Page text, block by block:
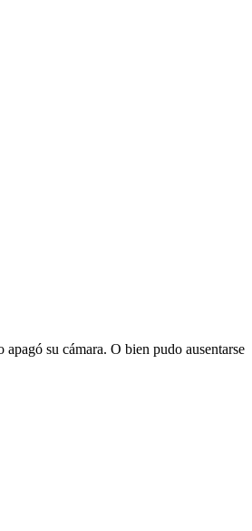
su cámara. O bien pudo ausentarse